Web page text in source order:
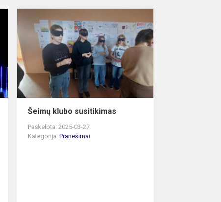
jaunučių
choras
tarp
geriausiųjų!
klubo
susitikimas
Šeimų klubo susitikimas
Paskelbta: 2025-03-27
Kategorija:Pranešimai